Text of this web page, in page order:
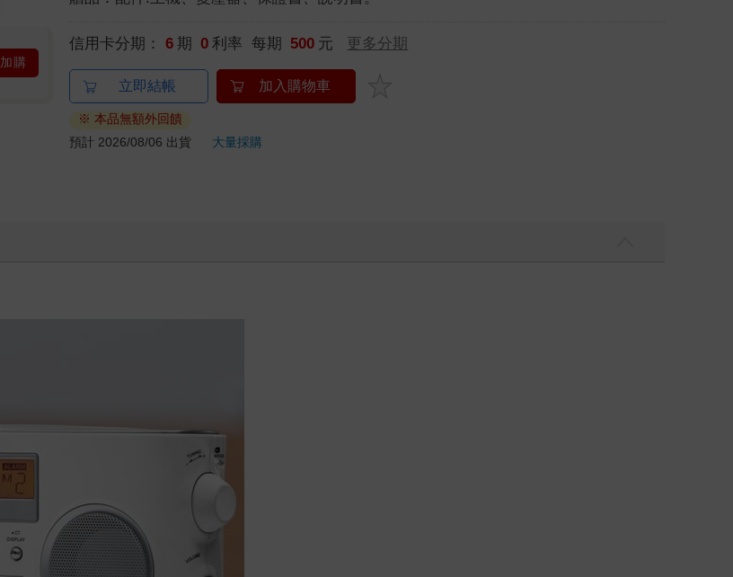
加購
信用卡分期： 6 期 0 利率 每期 500 元 更多分期
立即結帳 加入購物車
※ 本品無額外回饋
預計 2026/08/06 出貨
大量採購